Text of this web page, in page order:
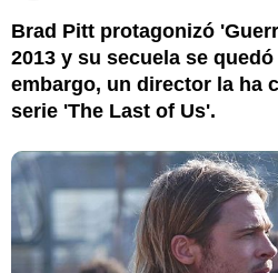
Brad Pitt protagonizó
2013 y su secuela se
embargo, un director la ha
serie 'The Last of Us'.